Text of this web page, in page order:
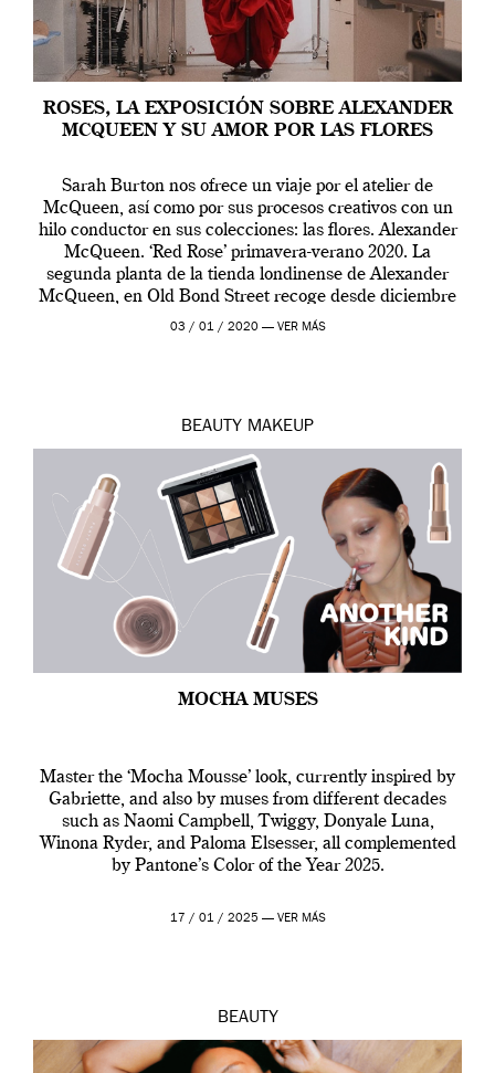
ROSES, LA EXPOSICIÓN SOBRE ALEXANDER
MCQUEEN Y SU AMOR POR LAS FLORES
Sarah Burton nos ofrece un viaje por el atelier de
McQueen, así como por sus procesos creativos con un
hilo conductor en sus colecciones: las flores. Alexander
McQueen. ‘Red Rose’ primavera-verano 2020. La
segunda planta de la tienda londinense de Alexander
McQueen, en Old Bond Street recoge desde diciembre
de 2019 hasta final de abril […]
03 / 01 / 2020 — VER MÁS
BEAUTY MAKEUP
MOCHA MUSES
Master the ‘Mocha Mousse’ look, currently inspired by
Gabriette, and also by muses from different decades
such as Naomi Campbell, Twiggy, Donyale Luna,
Winona Ryder, and Paloma Elsesser, all complemented
by Pantone’s Color of the Year 2025.
17 / 01 / 2025 — VER MÁS
BEAUTY